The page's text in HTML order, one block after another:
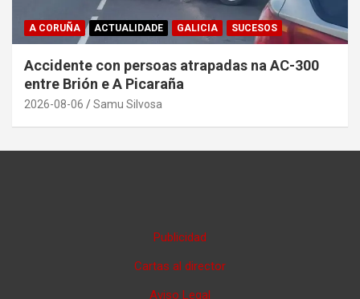
A CORUÑA ACTUALIDADE GALICIA SUCESOS
Accidente con persoas atrapadas na AC-300
entre Brión e A Picaraña
2026-08-06 Samu Silvosa
Publicidad
Cartas al director
Aviso Legal